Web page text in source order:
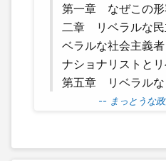
第一章 なぜこの形
二章 リベラルな
ベラルな社会主義
ナショナリストと
第五章 リベラル
-- まっとうな